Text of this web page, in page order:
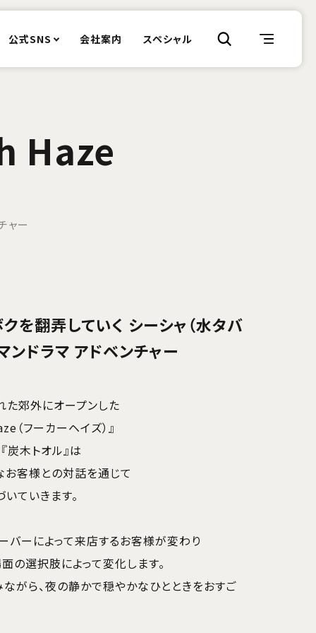
公式SNS 会社案内 スペシャル
Haze
ャー
翻弄していく―― シーシャ（水タバ
ンドラマ アドベンチャー
郊外にオープンした
（フーカーヘイズ）』
炭木トオル』は
客様との対話を通じて
ていきます。
バーによって来店するお客様が変わり
の選択肢によって変化します。
がら、夜の静かで穏やかなひとときをおすご